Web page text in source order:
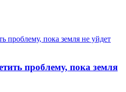
проблему, пока земля